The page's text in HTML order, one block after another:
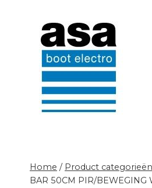
Home / Product categorieën
BAR 50CM PIR/BEWEGING